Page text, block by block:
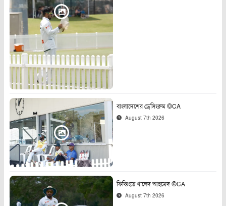
বাংলাদেশের ড্রেসিংরুম ©CA
August 7th 2026
ফিল্ডিংয়ে খালেদ আহমেদ ©CA
August 7th 2026